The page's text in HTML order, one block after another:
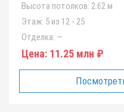
Высота потолков: 2.62 м
Этаж: 5 из 12 - 25
Отделка: —
Цена: 11.25 млн ₽